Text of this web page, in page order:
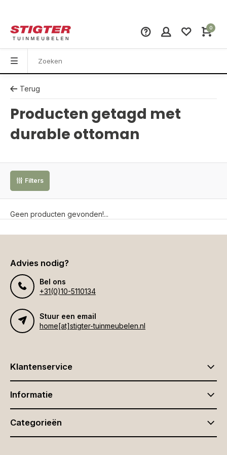
0
Terug
Producten getagd met
durable ottoman
Filters
Geen producten gevonden!...
Advies nodig?
Bel ons
+31(0)10-5110134
Stuur een email
home[at]stigter-tuinmeubelen.nl
Klantenservice
Informatie
Categorieën